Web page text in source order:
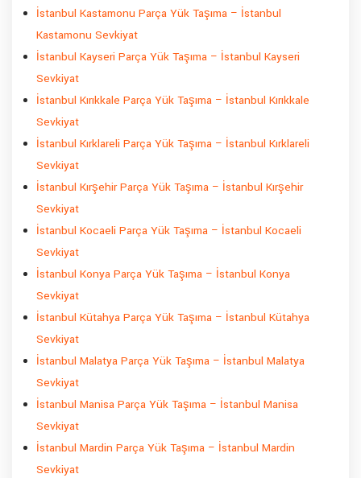
İstanbul Kastamonu Parça Yük Taşıma – İstanbul
Kastamonu Sevkiyat
İstanbul Kayseri Parça Yük Taşıma – İstanbul Kayseri
Sevkiyat
İstanbul Kırıkkale Parça Yük Taşıma – İstanbul Kırıkkale
Sevkiyat
İstanbul Kırklareli Parça Yük Taşıma – İstanbul Kırklareli
Sevkiyat
İstanbul Kırşehir Parça Yük Taşıma – İstanbul Kırşehir
Sevkiyat
İstanbul Kocaeli Parça Yük Taşıma – İstanbul Kocaeli
Sevkiyat
İstanbul Konya Parça Yük Taşıma – İstanbul Konya
Sevkiyat
İstanbul Kütahya Parça Yük Taşıma – İstanbul Kütahya
Sevkiyat
İstanbul Malatya Parça Yük Taşıma – İstanbul Malatya
Sevkiyat
İstanbul Manisa Parça Yük Taşıma – İstanbul Manisa
Sevkiyat
İstanbul Mardin Parça Yük Taşıma – İstanbul Mardin
Sevkiyat